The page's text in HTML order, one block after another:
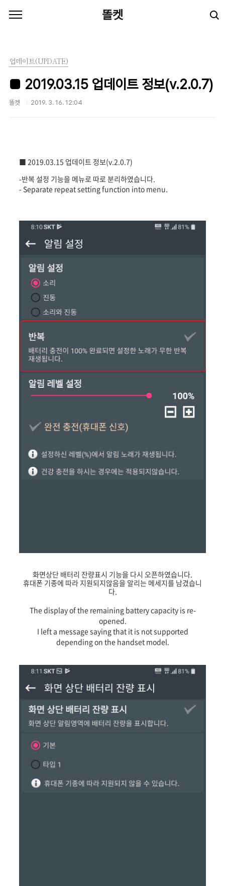
똘켓
업데이트(UPDATE)
■ 2019.03.15 업데이트 정보(v.2.0.7)
똘켓 2019. 3. 16. 12:04
■ 2019.03.15 업데이트 정보(v.2.0.7)
-반복 설정 기능을 메뉴로 따로 분리하였습니다.
- Separate repeat setting function into menu.
화면상단 배터리 잔량표시 기능을 다시 오픈하였습니다.
휴대폰 기종에 따라 지원되지않음을 알리는 메세지를 남겼습니
다.
The display of the remaining battery capacity is re-
opened.
I left a message saying that it is not supported
depending on the handset model.